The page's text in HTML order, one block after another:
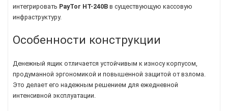
интегрировать PayTor HT-240B в существующую кассовую
инфраструктуру.
Особенности конструкции
Денежный ящик отличается устойчивым к износу корпусом,
продуманной эргономикой и повышенной защитой от взлома.
Это делает его надежным решением для ежедневной
интенсивной эксплуатации.